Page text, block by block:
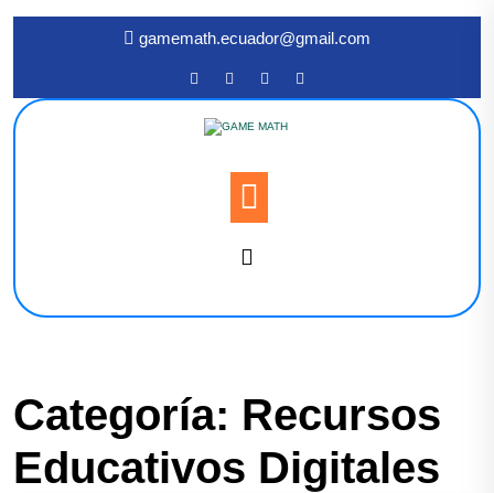
gamemath.ecuador@gmail.com
Categoría: Recursos
Educativos Digitales